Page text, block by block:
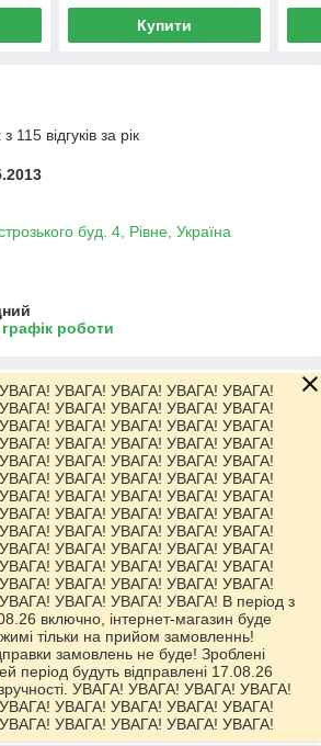
Купити
115 відгуків за рік
буд. 4, Рівне, Україна
роботи
Prom.ua
УВАГА! УВАГА! УВАГА! УВАГА!
УВАГА! УВАГА! УВАГА! УВАГА!
УВАГА! УВАГА! УВАГА! УВАГА!
УВАГА! УВАГА! УВАГА! УВАГА!
УВАГА! УВАГА! УВАГА! УВАГА!
УВАГА! УВАГА! УВАГА! УВАГА!
УВАГА! УВАГА! УВАГА! УВАГА!
УВАГА! УВАГА! УВАГА! УВАГА!
УВАГА! УВАГА! УВАГА! УВАГА!
УВАГА! УВАГА! УВАГА! УВАГА!
УВАГА! УВАГА! УВАГА! УВАГА!
УВАГА! УВАГА! УВАГА! УВАГА!
УВАГА! УВАГА! УВАГА! В період з
включно, інтернет-магазин буде
тільки на прийом замовленнь!
замовлень не буде! Зроблені
період будуть відправлені 17.08.26
УВАГА! УВАГА! УВАГА! УВАГА!
УВАГА! УВАГА! УВАГА! УВАГА!
УВАГА! УВАГА! УВАГА! УВАГА!